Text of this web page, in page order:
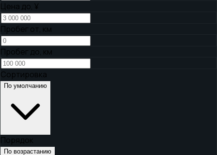
Цена до, ¥
Пробег от, км
Пробег до, км
Сортировка
По умолчанию
Порядок
По возрастанию